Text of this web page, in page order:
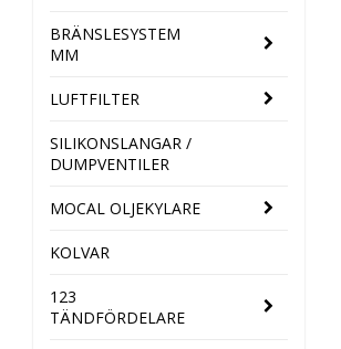
BRÄNSLESYSTEM
MM
LUFTFILTER
SILIKONSLANGAR /
DUMPVENTILER
MOCAL OLJEKYLARE
KOLVAR
123
TÄNDFÖRDELARE